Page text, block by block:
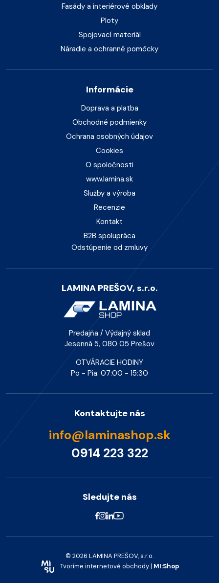
Fasády a interiérové obklady
Ploty
Spojovací materiál
Náradie a ochranné pomôcky
Informácie
Doprava a platba
Obchodné podmienky
Ochrana osobných údajov
Cookies
O spoločnosti
www.lamina.sk
Služby a výroba
Recenzie
Kontakt
B2B spolupráca
Odstúpenie od zmluvy
LAMINA PREŠOV, s.r.o.
Predajňa / Výdajný sklad
Jesenná 5, 080 05 Prešov
OTVÁRACIE HODINY
Po - Pia: 07:00 - 15:30
Kontaktujte nás
info@laminashop.sk
0914 223 322
Sledujte nás
© 2026 LAMINA PREŠOV, s.r.o.
Tvoríme internetové obchody | MI:Shop